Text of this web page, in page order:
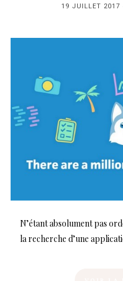
PUBLIÉ
19 JUILLET 2017
N’étant absolument pas
la recherche d’une